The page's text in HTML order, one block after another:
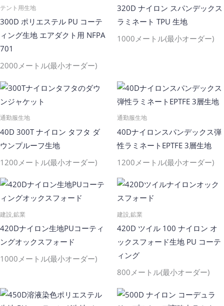
テント用生地
300D ポリエステル PU コーテ
ィング生地 エアダクト用 NFPA
701
2000メートル(最小オーダー)
320D ナイロン スパンデックス
ラミネート TPU 生地
1000メートル(最小オーダー)
通勤服生地
40D 300T ナイロン タフタ ダ
ウンプルーフ生地
1200メートル(最小オーダー)
通勤服生地
40Dナイロンスパンデックス弾
性ラミネートePTFE 3層生地
1200メートル(最小オーダー)
建設,鉱業
420Dナイロン生地PUコーティ
ングオックスフォード
1000メートル(最小オーダー)
建設,鉱業
420D ツイル 100 ナイロン オ
ックスフォード生地 PU コーテ
ィング
800メートル(最小オーダー)